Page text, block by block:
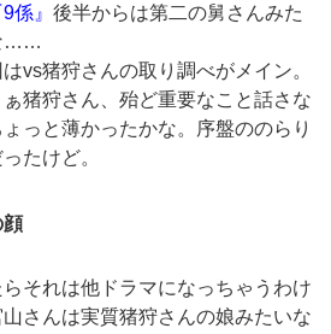
9係』 後半からは第二の舅さんみた
……
vs猪狩さんの取り調べがメイン。
猪狩さん、殆ど重要なこと話さな
っと薄かったかな。序盤ののらり
たけど。
それは他ドラマになっちゃうわけ
さんは実質猪狩さんの娘みたいな